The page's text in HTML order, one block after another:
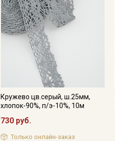
Кружево цв.серый, ш.25мм,
хлопок-90%, п/э-10%, 10м
730 руб.
Только онлайн-заказ